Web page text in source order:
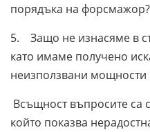
порядъка на форсмажор?
5. Защо не изнасяме в
като имаме получено
неизползвани мощности
Всъщност въпросите са
който показва